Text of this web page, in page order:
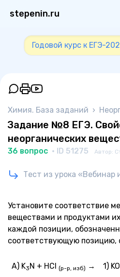
stepenin.ru
Годовой курс к ЕГЭ-
Химия. База заданий ›
Задание №8 ЕГЭ.
неорганических
36 вопрос · ID 51275 Автор:
Тест из урока «Вебинар
Установите соответствие
веществами и продуктами
каждой позиции,
соответствующую позицию,
А) K3N + HCl (р-р, изб) → 1)